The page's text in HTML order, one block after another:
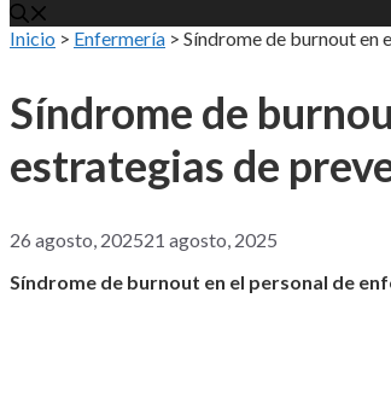
Inicio > Enfermería > Síndrome de burnout en
Síndrome de
estrategias de
26 agosto, 202521 agosto, 2025
Síndrome de burnout en el personal de